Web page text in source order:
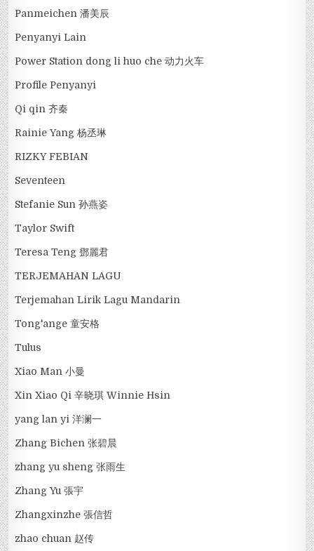
Panmeichen 潘美辰
Penyanyi Lain
Power Station dong li huo che 动力火车
Profile Penyanyi
Qi qin 齐秦
Rainie Yang 杨丞琳
RIZKY FEBIAN
Seventeen
Stefanie Sun 孙燕姿
Taylor Swift
Teresa Teng 鄧麗君
TERJEMAHAN LAGU
Terjemahan Lirik Lagu Mandarin
Tong'ange 童安格
Tulus
Xiao Man 小曼
Xin Xiao Qi 辛晓琪 Winnie Hsin
yang lan yi 洋澜一
Zhang Bichen 张碧晨
zhang yu sheng 张雨生
Zhang Yu 張宇
Zhangxinzhe 張信哲
zhao chuan 赵传